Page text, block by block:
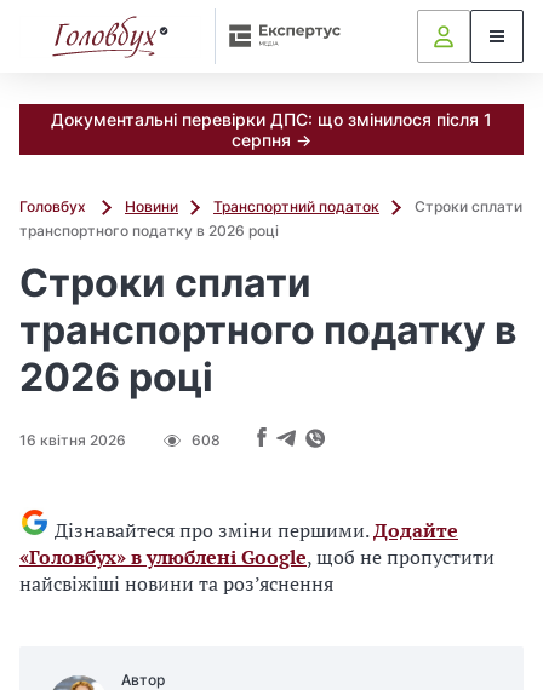
Документальні перевірки ДПС: що змінилося після 1
серпня →
Головбух Новини Транспортний податок
Строки сплати
транспортного податку в 2026 році
Строки сплати
транспортного податку в
2026 році
16 квітня 2026 608
Дізнавайтеся про зміни першими.Додайте
«Головбух» в улюблені Google, щоб не пропустити
найсвіжіші новини та роз’яснення
Автор